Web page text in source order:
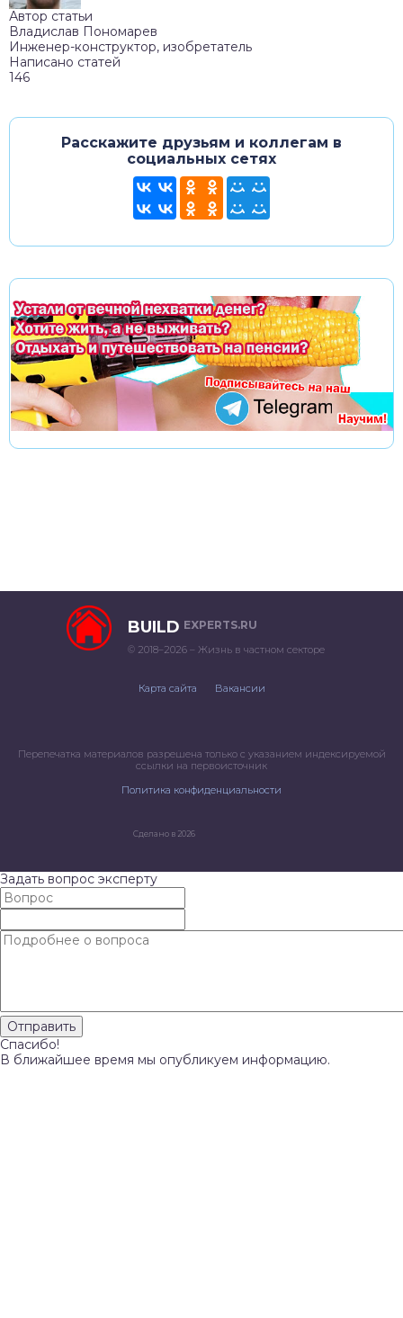
Автор статьи
Владислав Пономарев
Инженер-конструктор, изобретатель
Написано статей
146
Расскажите друзьям и коллегам в
социальных сетях
BUILD EXPERTS.RU
© 2018–2026 – Жизнь в частном секторе
Карта сайта Вакансии
Перепечатка материалов разрешена только с указанием индексируемой
ссылки на первоисточник
Политика конфиденциальности
Сделано в 2026
Задать вопрос эксперту
Спасибо!
В ближайшее время мы опубликуем информацию.